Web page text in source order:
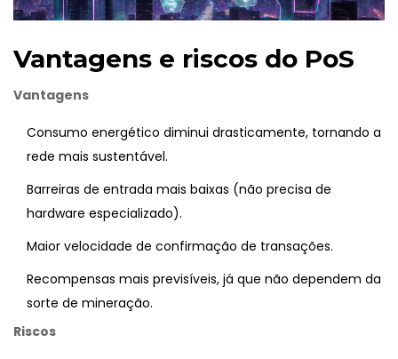
Vantagens e riscos do PoS
Vantagens
Consumo energético diminui drasticamente, tornando a
rede mais sustentável.
Barreiras de entrada mais baixas (não precisa de
hardware especializado).
Maior velocidade de confirmação de transações.
Recompensas mais previsíveis, já que não dependem da
sorte de mineração.
Riscos